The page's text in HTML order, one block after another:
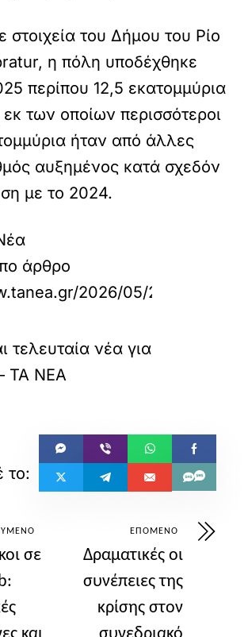
του Δήμου του Ρίο
η πόλη υποδέχθηκε
περίπου 12,5 εκατομμύρια
εκ των οποίων περισσότεροι
ήταν από άλλες
αυξημένος κατά σχεδόν
με το 2024.
άρθρο
2026/05/26/world/
τελευταία νέα για
ΤΑ ΝΕΑ
σε
και
ΕΠΌΜΕΝΟ
Δραματικές οι
συνέπειες της
κρίσης στον
συνεδριακό